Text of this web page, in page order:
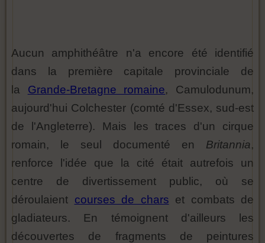
Aucun amphithéâtre n'a encore été identifié
dans la première capitale provinciale de
la Grande-Bretagne romaine, Camulodunum,
aujourd'hui Colchester (comté d'Essex, sud-est
de l'Angleterre). Mais les traces d'un cirque
romain, le seul documenté en Britannia,
renforce l'idée que la cité était autrefois un
centre de divertissement public, où se
déroulaient courses de chars et combats de
gladiateurs. En témoignent d'ailleurs les
découvertes de fragments de peintures